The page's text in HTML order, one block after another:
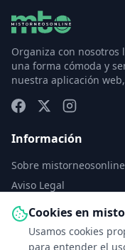
Cookies en
Usamos cookies
para entender el
Organiza con
una forma cómoda y
nuestra aplicación
Información
Sobre
Aviso Legal
Política de Privacidad
Política de Cookies
Configurar cookies